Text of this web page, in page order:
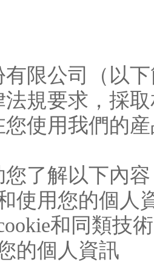
限公司（以
規要求，採
使用我們的
了解以下內
使用您的個人
和同類技術
的個人資訊